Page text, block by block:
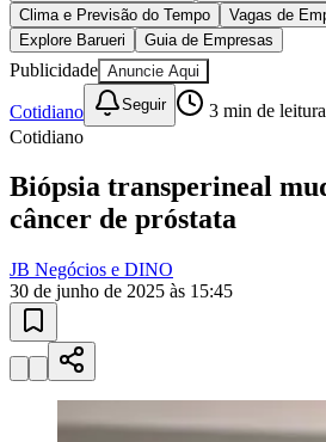
Juventude
Clima e Previsão do Tempo
Vagas de
Explore Barueri
Guia de Empresas
Publicidade Anuncie Aqui
Cotidiano Seguir 3 min de leitura
Cotidiano
Biópsia transperineal
câncer de próstata
JB Negócios e DINO
30 de junho de 2025 às 15:45